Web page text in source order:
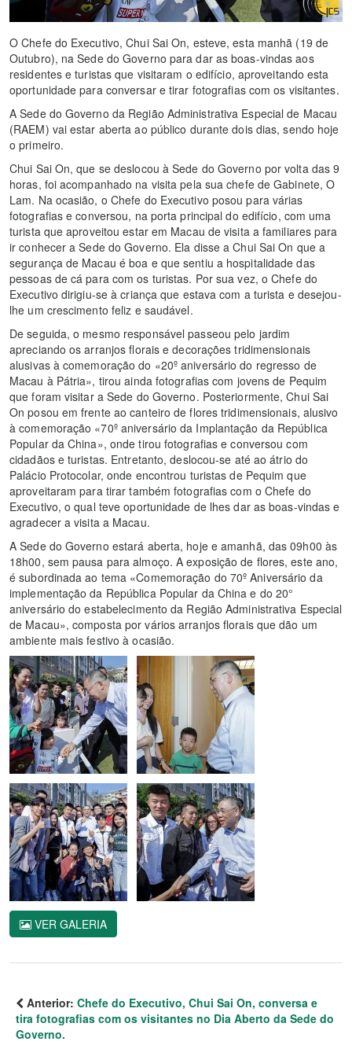
O Chefe do Executivo, Chui Sai On, esteve, esta manhã (19 de
Outubro), na Sede do Governo para dar as boas-vindas aos
residentes e turistas que visitaram o edifício, aproveitando esta
oportunidade para conversar e tirar fotografias com os visitantes.
A Sede do Governo da Região Administrativa Especial de Macau
(RAEM) vai estar aberta ao público durante dois dias, sendo hoje
o primeiro.
Chui Sai On, que se deslocou à Sede do Governo por volta das 9
horas, foi acompanhado na visita pela sua chefe de Gabinete, O
Lam. Na ocasião, o Chefe do Executivo posou para várias
fotografias e conversou, na porta principal do edifício, com uma
turista que aproveitou estar em Macau de visita a familiares para
ir conhecer a Sede do Governo. Ela disse a Chui Sai On que a
segurança de Macau é boa e que sentiu a hospitalidade das
pessoas de cá para com os turistas. Por sua vez, o Chefe do
Executivo dirigiu-se à criança que estava com a turista e desejou-
lhe um crescimento feliz e saudável.
De seguida, o mesmo responsável passeou pelo jardim
apreciando os arranjos florais e decorações tridimensionais
alusivas à comemoração do «20º aniversário do regresso de
Macau à Pátria», tirou ainda fotografias com jovens de Pequim
que foram visitar a Sede do Governo. Posteriormente, Chui Sai
On posou em frente ao canteiro de flores tridimensionais, alusivo
à comemoração «70º aniversário da Implantação da República
Popular da China», onde tirou fotografias e conversou com
cidadãos e turistas. Entretanto, deslocou-se até ao átrio do
Palácio Protocolar, onde encontrou turistas de Pequim que
aproveitaram para tirar também fotografias com o Chefe do
Executivo, o qual teve oportunidade de lhes dar as boas-vindas e
agradecer a visita a Macau.
A Sede do Governo estará aberta, hoje e amanhã, das 09h00 às
18h00, sem pausa para almoço. A exposição de flores, este ano,
é subordinada ao tema «Comemoração do 70º Aniversário da
implementação da República Popular da China e do 20°
aniversário do estabelecimento da Região Administrativa Especial
de Macau», composta por vários arranjos florais que dão um
ambiente mais festivo à ocasião.
VER GALERIA
Anterior: Chefe do Executivo, Chui Sai On, conversa e
tira fotografias com os visitantes no Dia Aberto da Sede do
Governo.